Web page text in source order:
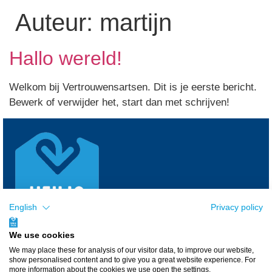
Auteur: martijn
Hallo wereld!
Welkom bij Vertrouwensartsen. Dit is je eerste bericht.
Bewerk of verwijder het, start dan met schrijven!
De websiteveiligthuis.nlwijst de weg naar de 25
English Privacy policy
We use cookies
We may place these for analysis of our visitor data, to improve our website,
show personalised content and to give you a great website experience. For
more information about the cookies we use open the settings.